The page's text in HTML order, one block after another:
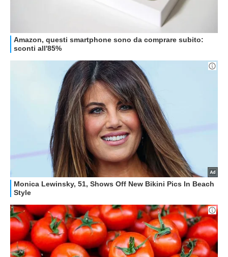
GUIDE ALL'ACQUISTO